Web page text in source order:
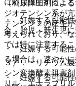
（利尿降圧剤によ
ジオテンシン系が
テンシン２の産生
考えられており、
では特に注意するこ
３）． リチウム製
シン変換酵素阻害
リル、エナラプリ
・ 妊娠する可能性
合、胎児・新生児
・ 妊娠する可能性
る場合は、速やか
・ 妊娠する可能性